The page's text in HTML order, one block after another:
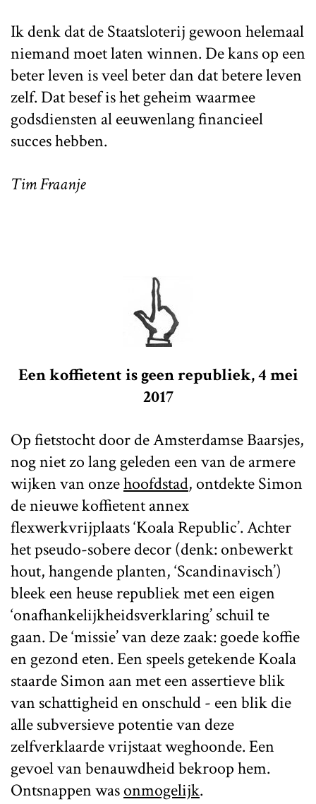
Ik denk dat de Staatsloterij gewoon helemaal
niemand moet laten winnen. De kans op een
beter leven is veel beter dan dat betere leven
zelf. Dat besef is het geheim waarmee
godsdiensten al eeuwenlang financieel
succes hebben.
Tim Fraanje
Een koffietent is geen republiek, 4 mei
2017
Op fietstocht door de Amsterdamse Baarsjes,
nog niet zo lang geleden een van de armere
wijken van onzehoofdstad, ontdekte Simon
de nieuwe koffietent annex
flexwerkvrijplaats ‘Koala Republic’. Achter
het pseudo-sobere decor (denk: onbewerkt
hout, hangende planten, ‘Scandinavisch’)
bleek een heuse republiek met een eigen
‘onafhankelijkheidsverklaring’ schuil te
gaan. De ‘missie’ van deze zaak: goede koffie
en gezond eten. Een speels getekende Koala
staarde Simon aan met een assertieve blik
van schattigheid en onschuld - een blik die
alle subversieve potentie van deze
zelfverklaarde vrijstaat weghoonde. Een
gevoel van benauwdheid bekroop hem.
Ontsnappen wasonmogelijk.